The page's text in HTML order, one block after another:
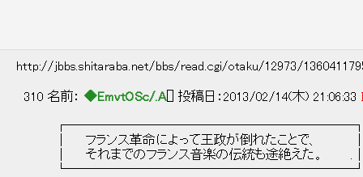
http://jbbs.shitaraba.net/bbs/read.cgi/otaku/12973/
310 名前： ◆EmvtOSc/.A[] 投稿日：2013/02/14(木) 21:06:33
│ フランス革命によって王政が倒れたことで、
│ それまでのフランス音楽の伝統も途絶えた。